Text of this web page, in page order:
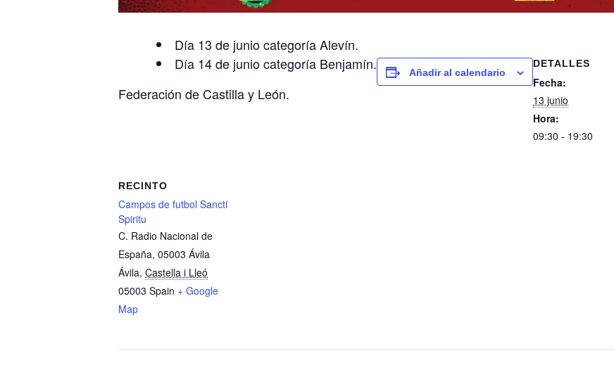
Día 13 de junio categoría Alevín.
Día 14 de junio categoría Benjamín.
Federación de Castilla y León.
Añadir al calendario
DETALLES
Fecha:
13 junio
Hora:
09:30 - 19:30
RECINTO
Campos de futbol Sancti
Spiritu
C. Radio Nacional de
España, 05003 Ávila
Ávila, Castella i Lleó
05003 Spain + Google
Map